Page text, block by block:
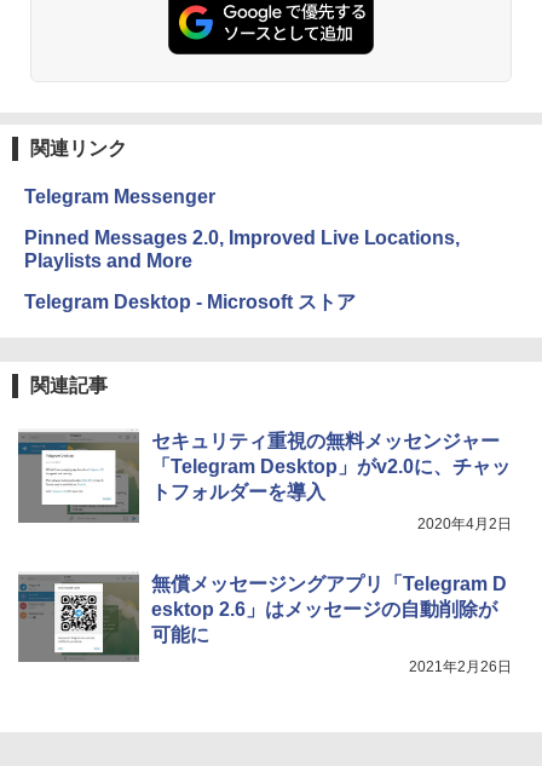
関連リンク
Telegram Messenger
Pinned Messages 2.0, Improved Live Locations,
Playlists and More
Telegram Desktop - Microsoft ストア
関連記事
セキュリティ重視の無料メッセンジャー
「Telegram Desktop」がv2.0に、チャッ
トフォルダーを導入
2020年4月2日
無償メッセージングアプリ「Telegram D
esktop 2.6」はメッセージの自動削除が
可能に
2021年2月26日